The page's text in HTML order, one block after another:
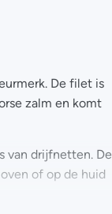
De filet is
zalm en komt
van drijfnetten. De
of op de huid